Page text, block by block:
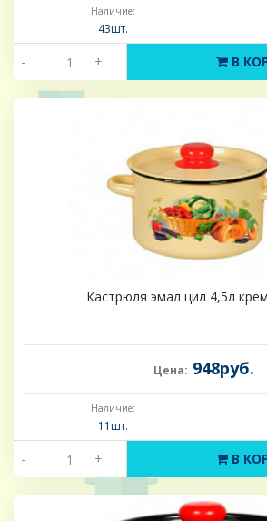
Наличие:
43шт.
- + В
Кастрюля эмал цил 4,5л
Цена: 948руб.
Наличие:
11шт.
- + В